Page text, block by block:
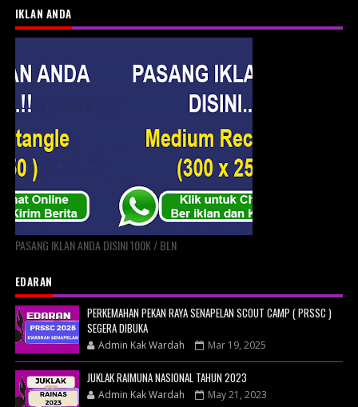
IKLAN ANDA
PASANG IKLAN ANDA DISINI 100K / BLN
EDARAN
PERKEMAHAN PEKAN RAYA SENAPELAN SCOUT CAMP ( PRSSC )
SEGERA DIBUKA
Admin Kak Wardah Mar 19, 2025
JUKLAK RAIMUNA NASIONAL TAHUN 2023
Admin Kak Wardah May 21, 2023